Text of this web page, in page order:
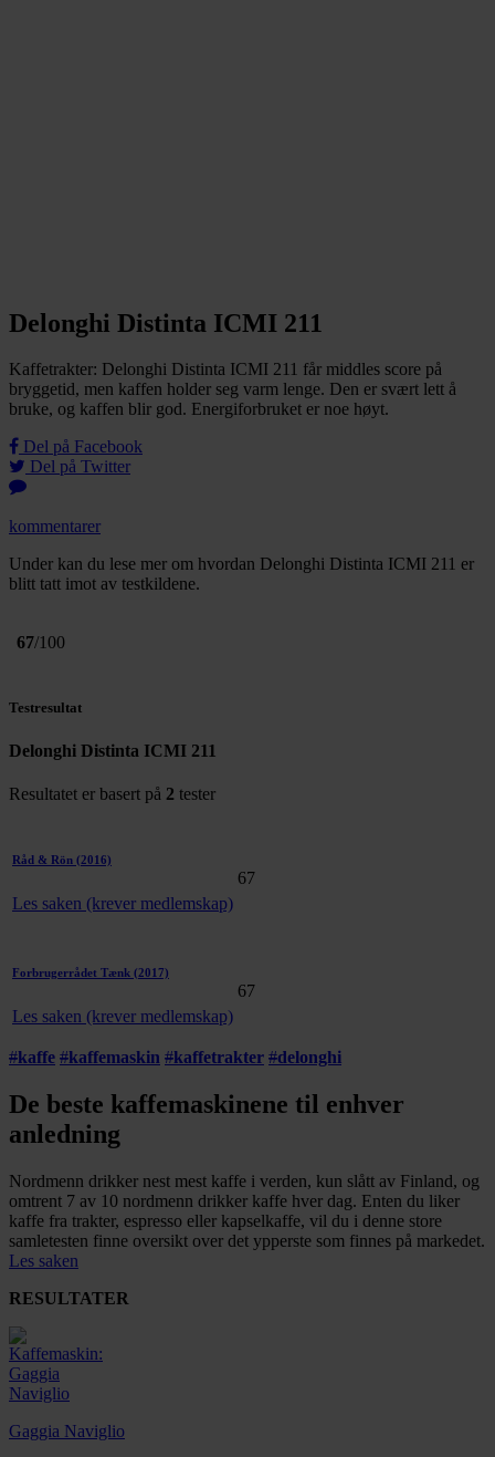
Delonghi Distinta ICMI 211
Kaffetrakter: Delonghi Distinta ICMI 211 får middles score på
bryggetid, men kaffen holder seg varm lenge. Den er svært lett å
bruke, og kaffen blir god. Energiforbruket er noe høyt.
Del på Facebook
Del på Twitter
kommentarer
Under kan du lese mer om hvordan Delonghi Distinta ICMI 211 er
blitt tatt imot av testkildene.
67/100
Testresultat
Delonghi Distinta ICMI 211
Resultatet er basert på 2 tester
Råd & Rön (2016)
Les saken (krever medlemskap)
67
Forbrugerrådet Tænk (2017)
Les saken (krever medlemskap)
67
#kaffe #kaffemaskin #kaffetrakter #delonghi
De beste kaffemaskinene til enhver
anledning
Nordmenn drikker nest mest kaffe i verden, kun slått av Finland, og
omtrent 7 av 10 nordmenn drikker kaffe hver dag. Enten du liker
kaffe fra trakter, espresso eller kapselkaffe, vil du i denne store
samletesten finne oversikt over det ypperste som finnes på markedet.
Les saken
RESULTATER
Gaggia Naviglio